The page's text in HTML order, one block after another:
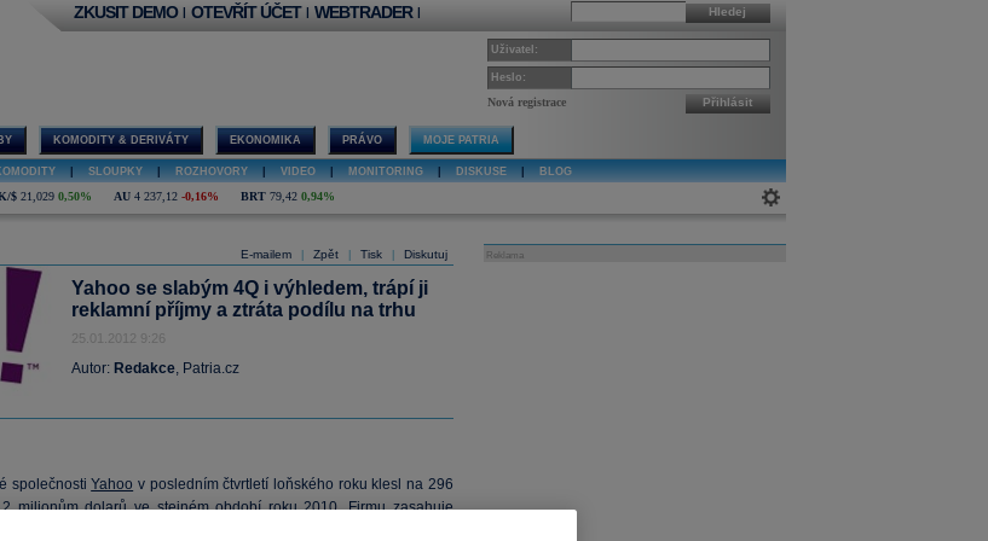
Hledej
ZKUSIT DEMO | OTEVŘÍT ÚČET | WEBTRADER |
Uživatel:
Heslo:
Nová registrace Přihlásit
KOMODITY & DERIVÁTY EKONOMIKA PRÁVO MOJE PATRIA
SLOUPKY ROZHOVORY VIDEO MONITORING DISKUSE BLOG
$ 21,029 0,50% AU 4 237,12 -0,16% BRT 79,42 0,94%
E-mailem Zpět Tisk Diskutuj
Yahoo se slabým 4Q i výhledem, trápí ji
reklamní příjmy a ztráta podílu na trhu
25.01.2012 9:26
Autor: Redakce, Patria.cz
společnostiYahoo v posledním čtvrtletí loňského roku klesl na 296
milionůmdolarůve stejném období roku 2010. Firmu zasahuje
Reklama